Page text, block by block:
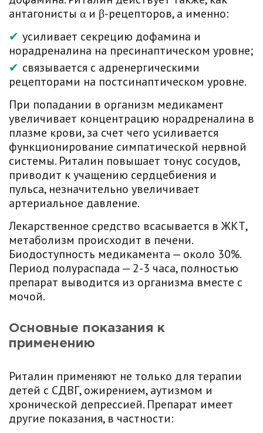
антагонисты α и β-рецепторов, а именно:
усиливает секрецию дофамина и
норадреналина на пресинаптическом уровне;
связывается с адренергическими
рецепторами на постсинаптическом уровне.
При попадании в организм медикамент
увеличивает концентрацию норадреналина в
плазме крови, за счет чего усиливается
функционирование симпатической нервной
системы. Риталин повышает тонус сосудов,
приводит к учащению сердцебиения и
пульса, незначительно увеличивает
артериальное давление.
Лекарственное средство всасывается в ЖКТ,
метаболизм происходит в печени.
Биодоступность медикамента — около 30%.
Период полураспада — 2-3 часа, полностью
препарат выводится из организма вместе с
мочой.
Основные показания к
применению
Риталин применяют не только для терапии
детей с СДВГ, ожирением, аутизмом и
хронической депрессией. Препарат имеет
другие показания, в частности: